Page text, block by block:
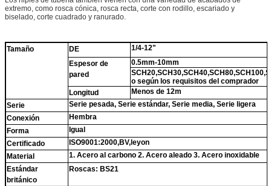
extremo, como rosca cónica, rosca recta, corte con rodillo, escariado y
biselado, corte cuadrado y ranurado.
Tamaño DE
1/4-12"
Espesor de
pared
0.5mm-10mm
o según los requisitos del comprador
Longitud
Menos de 12m
Serie
Serie pesada, Serie estándar, Serie media, Serie ligera
Conexión
Hembra
Forma
Igual
Certificado
ISO9001:2000,BV,leyon
Material
1. Acero al carbono 2. Acero aleado 3. Acero inoxidable
Estándar
británico
Roscas: BS21